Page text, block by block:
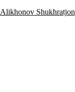
Alikhonov Shukhratjon